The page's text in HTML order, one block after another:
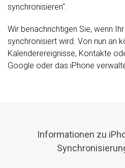
synchronisieren".
Wir benachrichtigen Sie, wenn
synchronisiert wird. Von nun an
Kalenderereignisse, Kontakte
Google oder das iPhone
Informationen zu